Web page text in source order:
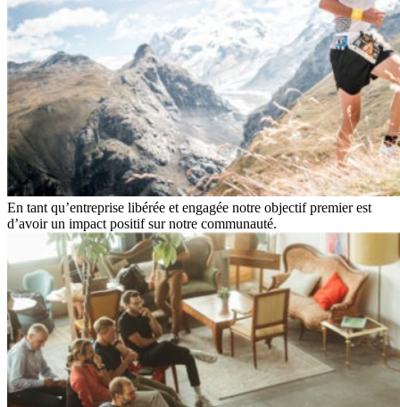
En tant qu’entreprise libérée et engagée notre objectif premier est
d’avoir un impact positif sur notre communauté.